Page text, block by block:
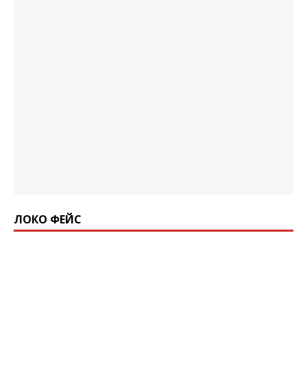
ЛОКО ФЕЙС